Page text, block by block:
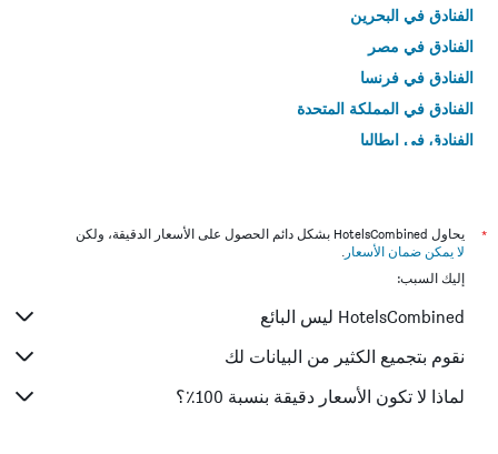
الفنادق في البحرين
الفنادق في مصر
الفنادق في فرنسا
الفنادق في المملكة المتحدة
الفنادق في إيطاليا
*
يحاول HotelsCombined بشكل دائم الحصول على الأسعار الدقيقة، ولكن
لا يمكن ضمان الأسعار .
إليك السبب:
HotelsCombined ليس البائع
نقوم بتجميع الكثير من البيانات لك
لماذا لا تكون الأسعار دقيقة بنسبة 100٪؟